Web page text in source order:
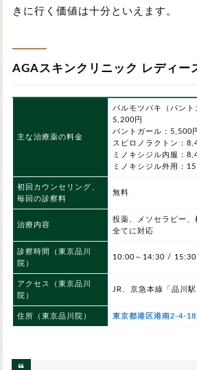
きに行く価値は十分といえます。
AGAスキンクリニック レディー
主な治療薬の料金
バルモツバキ（パント
5,200円
パントガール：5,500
スピロノラクトン：
ミノキシジル内服：
ミノキシジル外用：
初回カウンセリング、
毎回の診察料
無料
治療内容
投薬、メソセラピー
全てに対応
診察時間
（東京品川
院）
10:00～14:30 / 15:30
アクセス（東京品川
院）
JR、京急本線「品川
住所（東京品川院） 東京都港区港南2-4-